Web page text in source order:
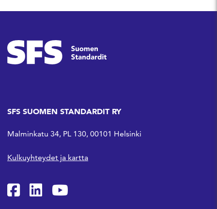
SFS SUOMEN STANDARDIT RY
Malminkatu 34, PL 130, 00101 Helsinki
Kulkuyhteydet ja kartta
SFS Facebookissa
SFS Linkedinissä
SFS Youtubessa